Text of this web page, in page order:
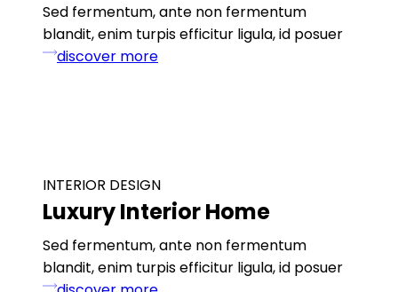
Sed fermentum, ante non fermentum
blandit, enim turpis efficitur ligula, id posuer
discover more
INTERIOR DESIGN
Luxury Interior Home
Sed fermentum, ante non fermentum
blandit, enim turpis efficitur ligula, id posuer